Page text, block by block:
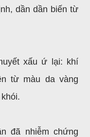
dần dần biến từ
xấu ứ lại: khí
từ màu da vàng
đã nhiễm chứng